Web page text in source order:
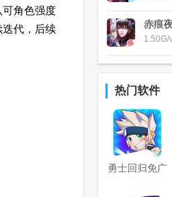
角色强度
代，后续
赤痕
1.50G/
热门软件
勇士回归免广